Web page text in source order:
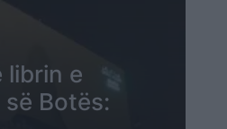
librin e
Botës: